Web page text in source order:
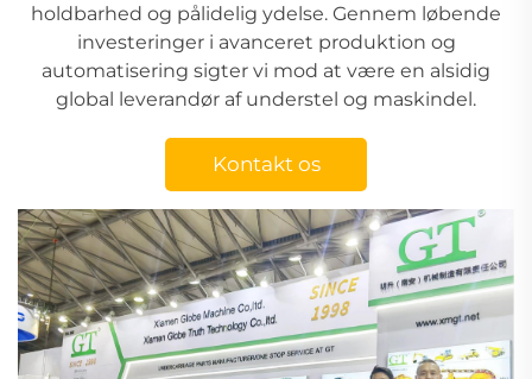
holdbarhed og pålidelig ydelse. Gennem løbende
investeringer i avanceret produktion og
automatisering sigter vi mod at være en alsidig
global leverandør af understel og maskindel.
Kontakt os